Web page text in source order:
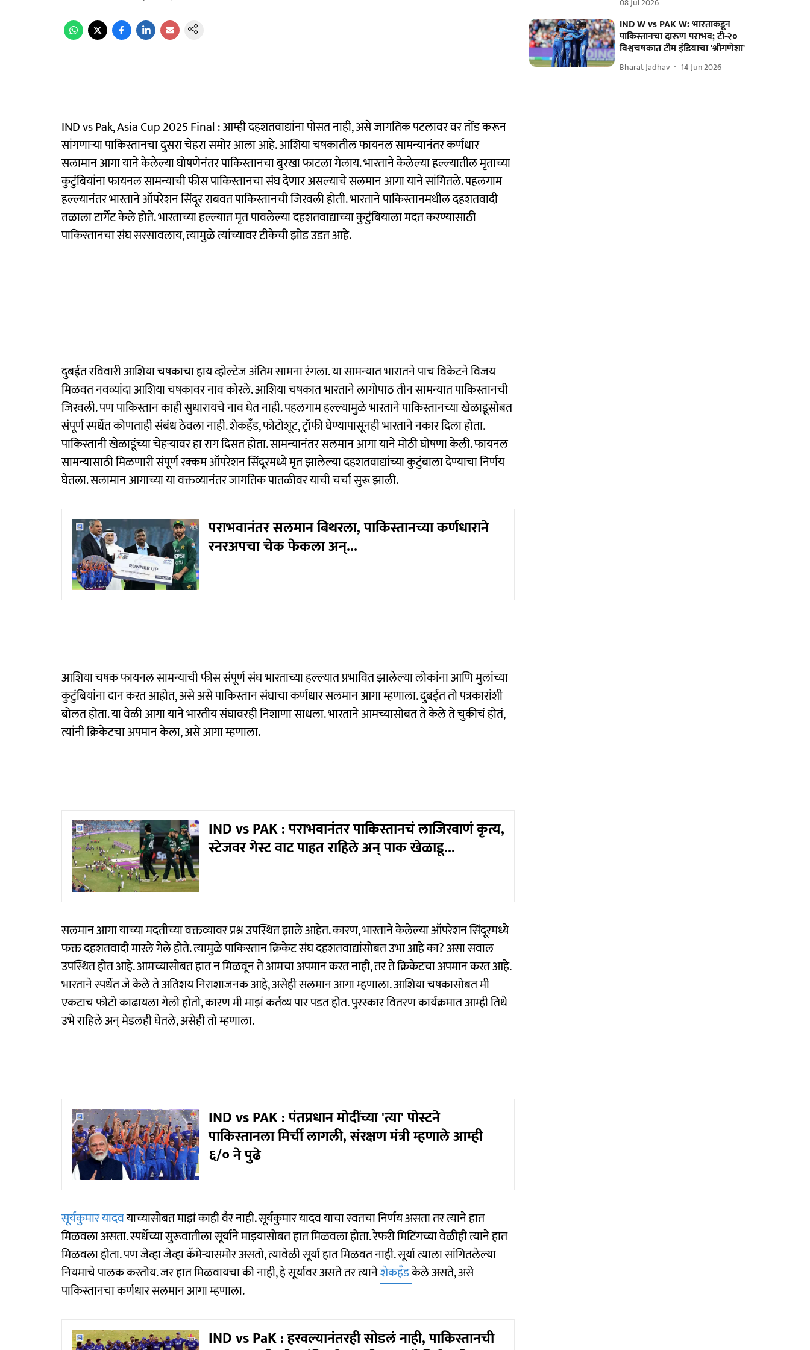
IND vs Pak, Asia Cup 2025 Final : आम्ही दहशतवाद्यांना पोसत नाही, असे जागतिक पटलावर वर तोंड करून
सांगणाऱ्या पाकिस्तानचा दुसरा चेहरा समोर आला आहे. आशिया चषकातील फायनल सामन्यानंतर कर्णधार
सलामान आगा याने केलेल्या घोषणेनंतर पाकिस्तानचा बुरखा फाटला गेलाय. भारताने केलेल्या हल्ल्यातील मृताच्या
कुटुंबियांना फायनल सामन्याची फीस पाकिस्तानचा संघ देणार असल्याचे सलमान आगा याने सांगितले. पहलगाम
हल्ल्यानंतर भारताने ऑपरेशन सिंदूर राबवत पाकिस्तानची जिरवली होती. भारताने पाकिस्तानमधील दहशतवादी
तळाला टार्गेट केले होते. भारताच्या हल्ल्यात मृत पावलेल्या दहशतवाद्याच्या कुटुंबियाला मदत करण्यासाठी
पाकिस्तानचा संघ सरसावलाय, त्यामुळे त्यांच्यावर टीकेची झोड उडत आहे.
दुबईत रविवारी आशिया चषकाचा हाय व्होल्टेज अंतिम सामना रंगला. या सामन्यात भारातने पाच विकेटने विजय
मिळवत नवव्यांदा आशिया चषकावर नाव कोरले. आशिया चषकात भारताने लागोपाठ तीन सामन्यात पाकिस्तानची
जिरवली. पण पाकिस्तान काही सुधारायचे नाव घेत नाही. पहलगाम हल्ल्यामुळे भारताने पाकिस्तानच्या खेळाडूसोबत
संपूर्ण स्पर्धेत कोणताही संबंध ठेवला नाही. शेकहँड, फोटोशूट, ट्रॉफी घेण्यापासूनही भारताने नकार दिला होता.
पाकिस्तानी खेळाडूंच्या चेहऱ्यावर हा राग दिसत होता. सामन्यानंतर सलमान आगा याने मोठी घोषणा केली. फायनल
सामन्यासाठी मिळणारी संपूर्ण रक्कम ऑपरेशन सिंदूरमध्ये मृत झालेल्या दहशतवाद्यांच्या कुटुंबाला देण्याचा निर्णय
घेतला. सलामान आगाच्या या वक्तव्यानंतर जागतिक पातळीवर याची चर्चा सुरू झाली.
पराभवानंतर सलमान बिथरला, पाकिस्तानच्या कर्णधाराने
रनरअपचा चेक फेकला अन्...
आशिया चषक फायनल सामन्याची फीस संपूर्ण संघ भारताच्या हल्ल्यात प्रभावित झालेल्या लोकांना आणि मुलांच्या
कुटुंबियांना दान करत आहोत, असे असे पाकिस्तान संघाचा कर्णधार सलमान आगा म्हणाला. दुबईत तो पत्रकारांशी
बोलत होता. या वेळी आगा याने भारतीय संघावरही निशाणा साधला. भारताने आमच्यासोबत ते केले ते चुकीचं होतं,
त्यांनी क्रिकेटचा अपमान केला, असे आगा म्हणाला.
IND vs PAK : पराभवानंतर पाकिस्तानचं लाजिरवाणं कृत्य,
स्टेजवर गेस्ट वाट पाहत राहिले अन् पाक खेळाडू...
सलमान आगा याच्या मदतीच्या वक्तव्यावर प्रश्न उपस्थित झाले आहेत. कारण, भारताने केलेल्या ऑपरेशन सिंदूरमध्ये
फक्त दहशतवादी मारले गेले होते. त्यामुळे पाकिस्तान क्रिकेट संघ दहशतवाद्यांसोबत उभा आहे का? असा सवाल
उपस्थित होत आहे. आमच्यासोबत हात न मिळवून ते आमचा अपमान करत नाही, तर ते क्रिकेटचा अपमान करत आहे.
भारताने स्पर्धेत जे केले ते अतिशय निराशाजनक आहे, असेही सलमान आगा म्हणाला. आशिया चषकासोबत मी
एकटाच फोटो काढायला गेलो होतो, कारण मी माझं कर्तव्य पार पडत होत. पुरस्कार वितरण कार्यक्रमात आम्ही तिथे
उभे राहिले अन् मेडलही घेतले, असेही तो म्हणाला.
IND vs PAK : पंतप्रधान मोदींच्या 'त्या' पोस्टने
पाकिस्तानला मिर्ची लागली, संरक्षण मंत्री म्हणाले आम्ही
६/० ने पुढे
सूर्यकुमार यादवयाच्यासोबत माझं काही वैर नाही. सूर्यकुमार यादव याचा स्वतचा निर्णय असता तर त्याने हात
मिळवला असता. स्पर्धेच्या सुरूवातीला सूर्याने माझ्यासोबत हात मिळवला होता. रेफरी मिटिंगच्या वेळीही त्याने हात
मिळवला होता. पण जेव्हा जेव्हा कॅमेऱ्यासमोर असतो, त्यावेळी सूर्या हात मिळवत नाही. सूर्या त्याला सांगितलेल्या
नियमाचे पालक करतोय. जर हात मिळवायचा की नाही, हे सूर्यावर असते तर त्यानेशेकहँडकेले असते, असे
पाकिस्तानचा कर्णधार सलमान आगा म्हणाला.
IND vs PaK : हरवल्यानंतरही सोडलं नाही, पाकिस्तानची
IND W vs PAK W: भारताकडून
पाकिस्तानचा दारूण पराभव; टी-२०
विश्वचषकात टीम इंडियाचा 'श्रीगणेशा'
Bharat Jadhav 14 Jun 2026